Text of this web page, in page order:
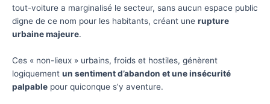
tout-voiture a marginalisé le secteur, sans aucun espace public
digne de ce nom pour les habitants, créant une rupture
urbaine majeure.
Ces « non-lieux » urbains, froids et hostiles, génèrent
logiquement un sentiment d’abandon et une insécurité
palpable pour quiconque s’y aventure.